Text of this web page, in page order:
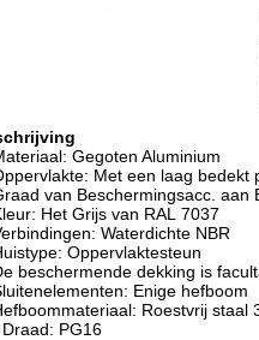
Gegoten Aluminium
Met een laag bedekt
van Beschermingsacc. aan
Het Grijs van RAL 7037
Waterdichte NBR
Oppervlaktesteun
beschermende dekking is
Enige hefboom
Roestvrij staal
PG16